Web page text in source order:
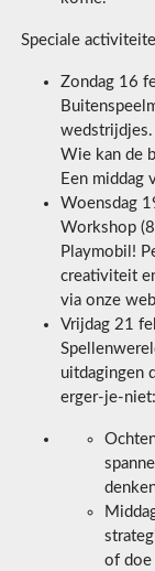
Speciale
Zondag 16
Wie kan de
Een middag
Woensdag
Workshop
Playmobil!
creativiteit
via onze
Vrijdag 21
uitdagingen
erger-je-niet:
of doe